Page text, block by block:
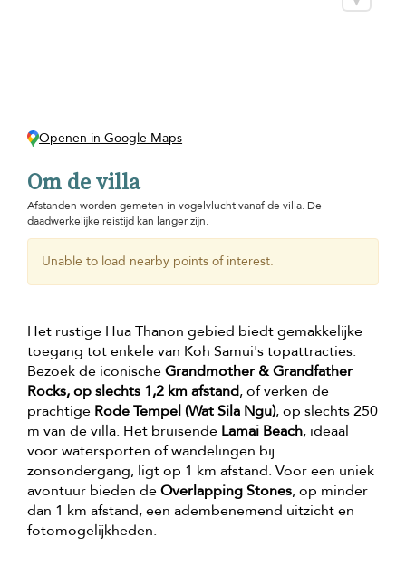
Openen in Google Maps
Om de villa
Afstanden worden gemeten in vogelvlucht vanaf de villa. De
daadwerkelijke reistijd kan langer zijn.
Unable to load nearby points of interest.
Het rustige Hua Thanon gebied biedt gemakkelijke
toegang tot enkele van Koh Samui's topattracties.
Bezoek de iconischeGrandmother & Grandfather
Rocks, op slechts 1,2 km afstand, of verken de
prachtige Rode Tempel (Wat Sila Ngu), op slechts 250
m van de villa. Het bruisende Lamai Beach, ideaal
voor watersporten of wandelingen bij
zonsondergang, ligt op 1 km afstand. Voor een uniek
avontuur bieden deOverlapping Stones, op minder
dan 1 km afstand, een adembenemend uitzicht en
fotomogelijkheden.